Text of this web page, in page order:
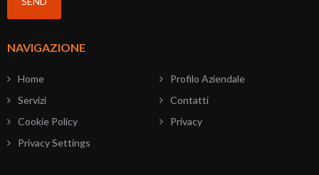
NAVIGAZIONE
Home
Profilo Aziendale
Servizi
Contatti
Cookie Policy
Privacy
Privacy Settings